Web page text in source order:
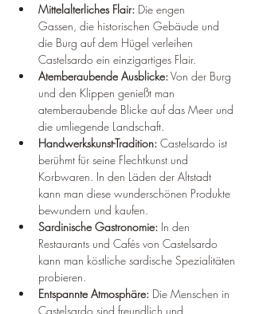
Mittelalterliches Flair: Die engen
Gassen, die historischen Gebäude und
die Burg auf dem Hügel verleihen
Castelsardo ein einzigartiges Flair.
Atemberaubende Ausblicke: Von der Burg
und den Klippen genießt man
atemberaubende Blicke auf das Meer und
die umliegende Landschaft.
Handwerkskunst-Tradition: Castelsardo ist
berühmt für seine Flechtkunst und
Korbwaren. In den Läden der Altstadt
kann man diese wunderschönen Produkte
bewundern und kaufen.
Sardinische Gastronomie: In den
Restaurants und Cafés von Castelsardo
kann man köstliche sardische Spezialitäten
probieren.
Entspannte Atmosphäre: Die Menschen in
Castelsardo sind freundlich und